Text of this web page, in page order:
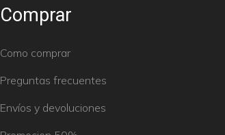
Comprar
Como comprar
Preguntas frecuentes
Envíos y devoluciones